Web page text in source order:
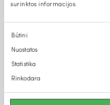
surinktos informacijos.
Sutikimo
pasirinkimas
Būtini
Nuostatos
Statistika
Rinkodara